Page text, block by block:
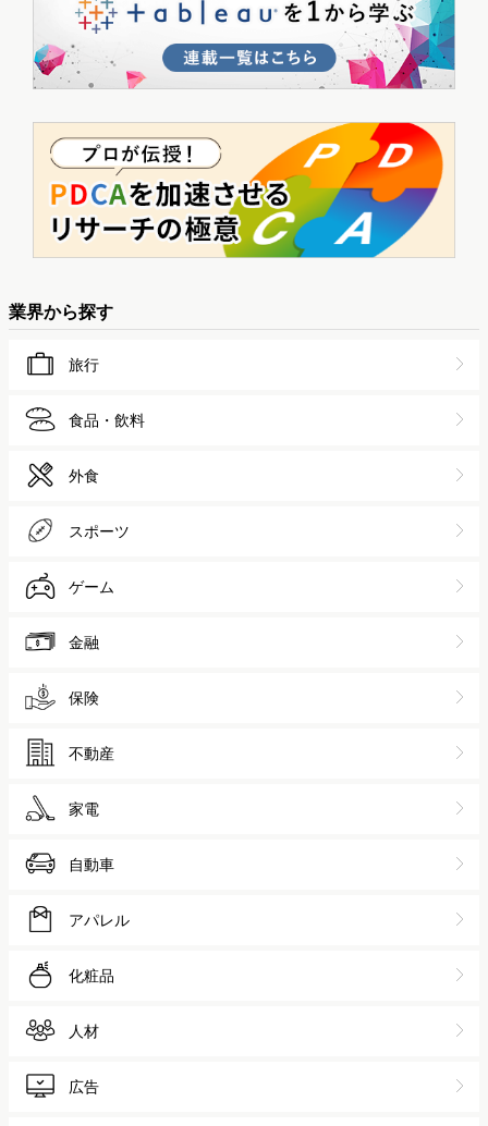
業界から探す
旅行
食品・飲料
外食
スポーツ
ゲーム
金融
保険
不動産
家電
自動車
アパレル
化粧品
人材
広告